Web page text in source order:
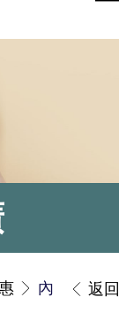
播道醫院手機App已推出查閱病歷記錄及求診資料功能，請即下載
內
返回